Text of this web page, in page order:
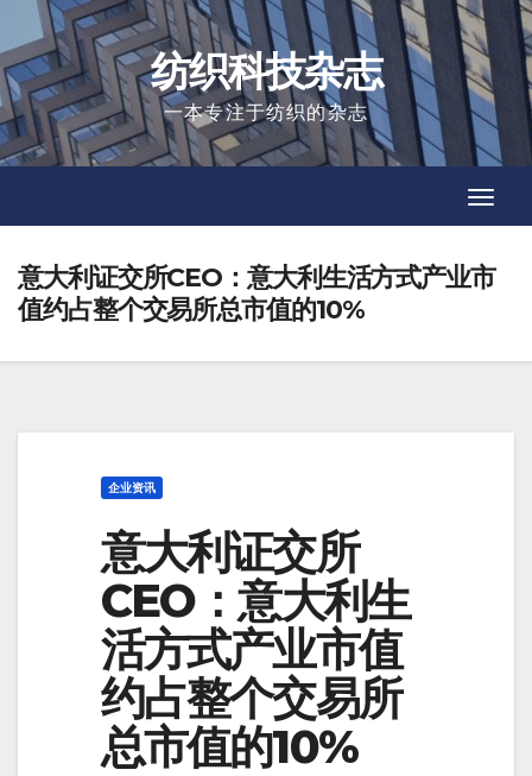
to
content
纺织科技杂志
一本专注于纺织的杂志
意大利证交所CEO：意大利生活方式产业市
值约占整个交易所总市值的10%
企业资讯
意大利证交所
CEO：意大利生
活方式产业市值
约占整个交易所
总市值的10%